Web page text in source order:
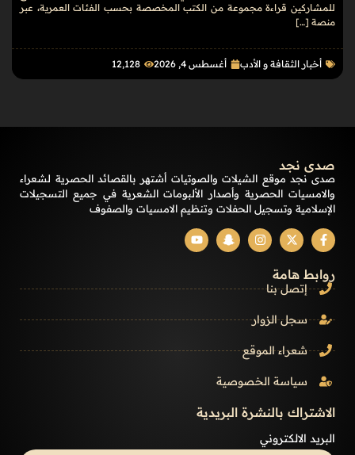
للمشاركين قراءة مجموعة من الكتب المخصصة بحسب الفئات العمرية، عبر
منصة […]
أخبار الثقافة و الأدب أغسطس 4, 2026 12٬128
صدى نجد
صدى نجد موقع الشيلات والصوتيات أشتهر بالقصائد الحصرية لشعراء
والامسيات الحصرية وأصدار الألبومات الشعرية في جميع التسجيلات
الإسلامية وتسجيل الحفلات وتنظيم الامسيات والصفوف
روابط هامة
إتصل بنا
سجل الزوار
شعراء الموقع
سياسة الخصوصية
الاشتراك بالنشرة البريدية
البريد الالكتروني